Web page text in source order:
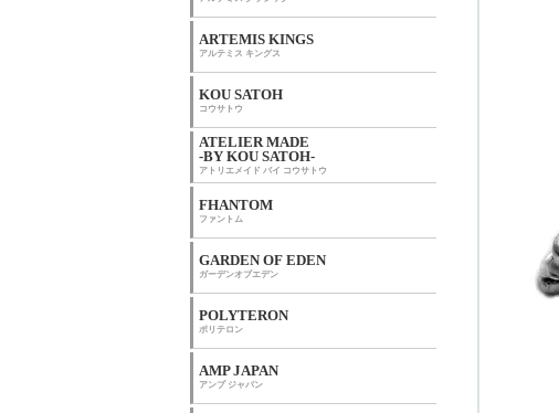
ARTEMIS KINGS
アルテミス キングス
KOU SATOH
コウサトウ
ATELIER MADE
-BY KOU SATOH-
アトリエメイド バイ コウサトウ
FHANTOM
ファントム
GARDEN OF EDEN
ガーデンオブエデン
POLYTERON
ポリテロン
AMP JAPAN
アンプ ジャパン